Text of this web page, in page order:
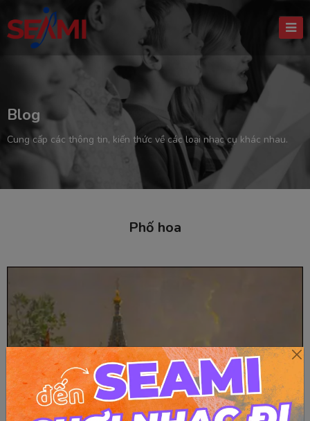
Blog
Cung cấp các thông tin, kiến thức về các loại nhạc cụ khác nhau.
Phố hoa